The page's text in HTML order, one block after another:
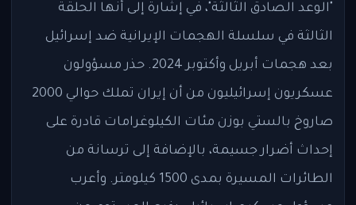
"الوعد الصادق الثالثة"، في إشارة إلى أنها الحلقة
الثالثة في سلسلة الهجمات الإيرانية ضد إسرائيل
بعد هجمات أبريل وأكتوبر 2024. حذر مسؤولون
عسكريون إسرائيليون من أن إيران تملك حوالي 2000
صاروخ بالستي بوزن مئات الكيلوغرامات قادرة على
إحداث أضرار جسيمة، بالإضافة إلى ترسانة من
الطائرات المسيرة بمدى 1500 كيلومتر. وأعرب